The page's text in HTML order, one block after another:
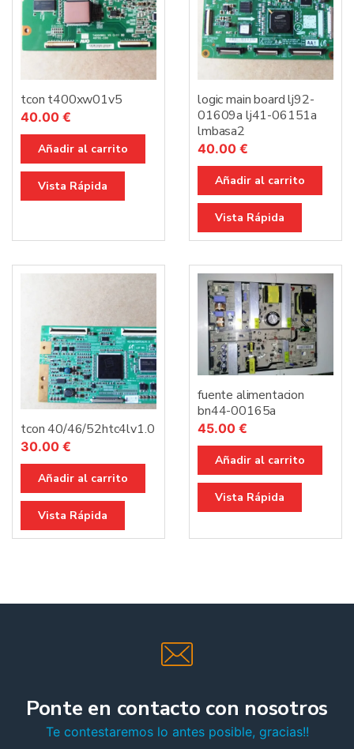
tcon t400xw01v5
40.00 €
Añadir al carrito
Vista Rápida
logic main board lj92-
01609a lj41-06151a
lmbasa2
40.00 €
Añadir al carrito
Vista Rápida
tcon 40/46/52htc4lv1.0
30.00 €
Añadir al carrito
Vista Rápida
fuente alimentacion
bn44-00165a
45.00 €
Añadir al carrito
Vista Rápida
Ponte en contacto con nosotros
Te contestaremos lo antes posible, gracias!!